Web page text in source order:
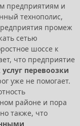
предприятиям и
технополис,
промеж
сетью
шоссе к
что предприятие
услуг перевоозки
уже не помогает.
районе и пора
также, что